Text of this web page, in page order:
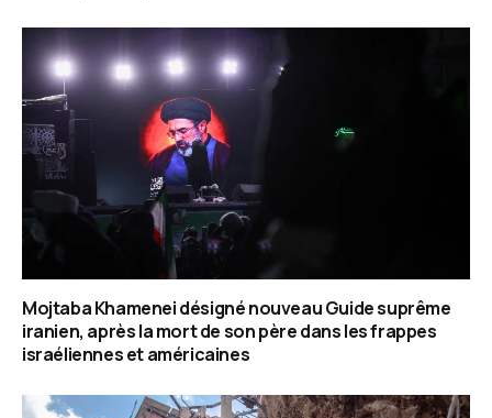
Mojtaba Khamenei désigné nouveau Guide suprême
iranien, après la mort de son père dans les frappes
israéliennes et américaines